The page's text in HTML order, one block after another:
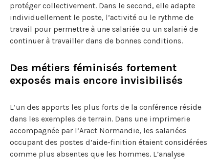
protéger collectivement. Dans le second, elle adapte
individuellement le poste, l’activité ou le rythme de
travail pour permettre à une salariée ou un salarié de
continuer à travailler dans de bonnes conditions.
Des métiers féminisés fortement
exposés mais encore invisibilisés
L’un des apports les plus forts de la conférence réside
dans les exemples de terrain. Dans une imprimerie
accompagnée par l’Aract Normandie, les salariées
occupant des postes d’aide-finition étaient considérées
comme plus absentes que les hommes. L’analyse